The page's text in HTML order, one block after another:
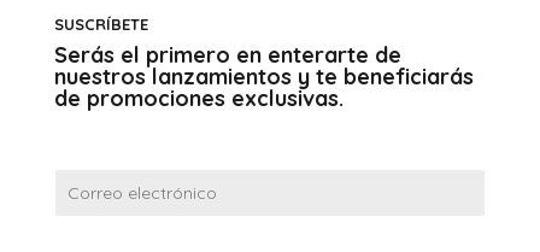
SUSCRÍBETE
Serás el primero en enterarte de
nuestros lanzamientos y te beneficiarás
de promociones exclusivas.